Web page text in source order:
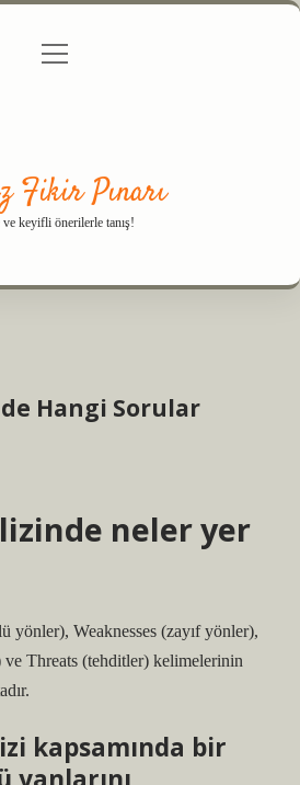
Politikası
menüyü
Fikir Pınarı
ve keyifli önerilerle tanış!
Hangi Sorular
neler yer
yönler), Weaknesses (zayıf yönler),
ve Threats (tehditler) kelimelerinin
kapsamında bir